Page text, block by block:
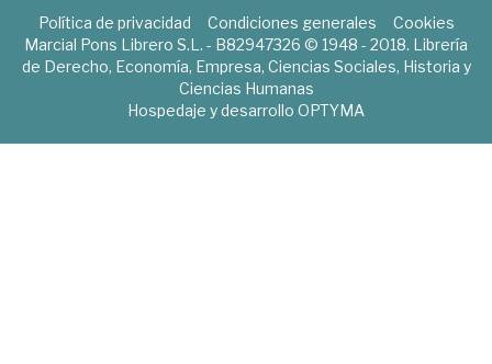
Política de privacidad Condiciones generales
Cookies
Marcial Pons Librero S.L. - B82947326 © 1948 - 2018. Librería
de Derecho, Economía, Empresa, Ciencias Sociales, Historia y
Ciencias Humanas
Hospedaje y desarrollo OPTYMA